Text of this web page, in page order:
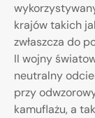
krajów takich
zwłaszcza do
II wojny
neutralny
przy
kamuflażu, a